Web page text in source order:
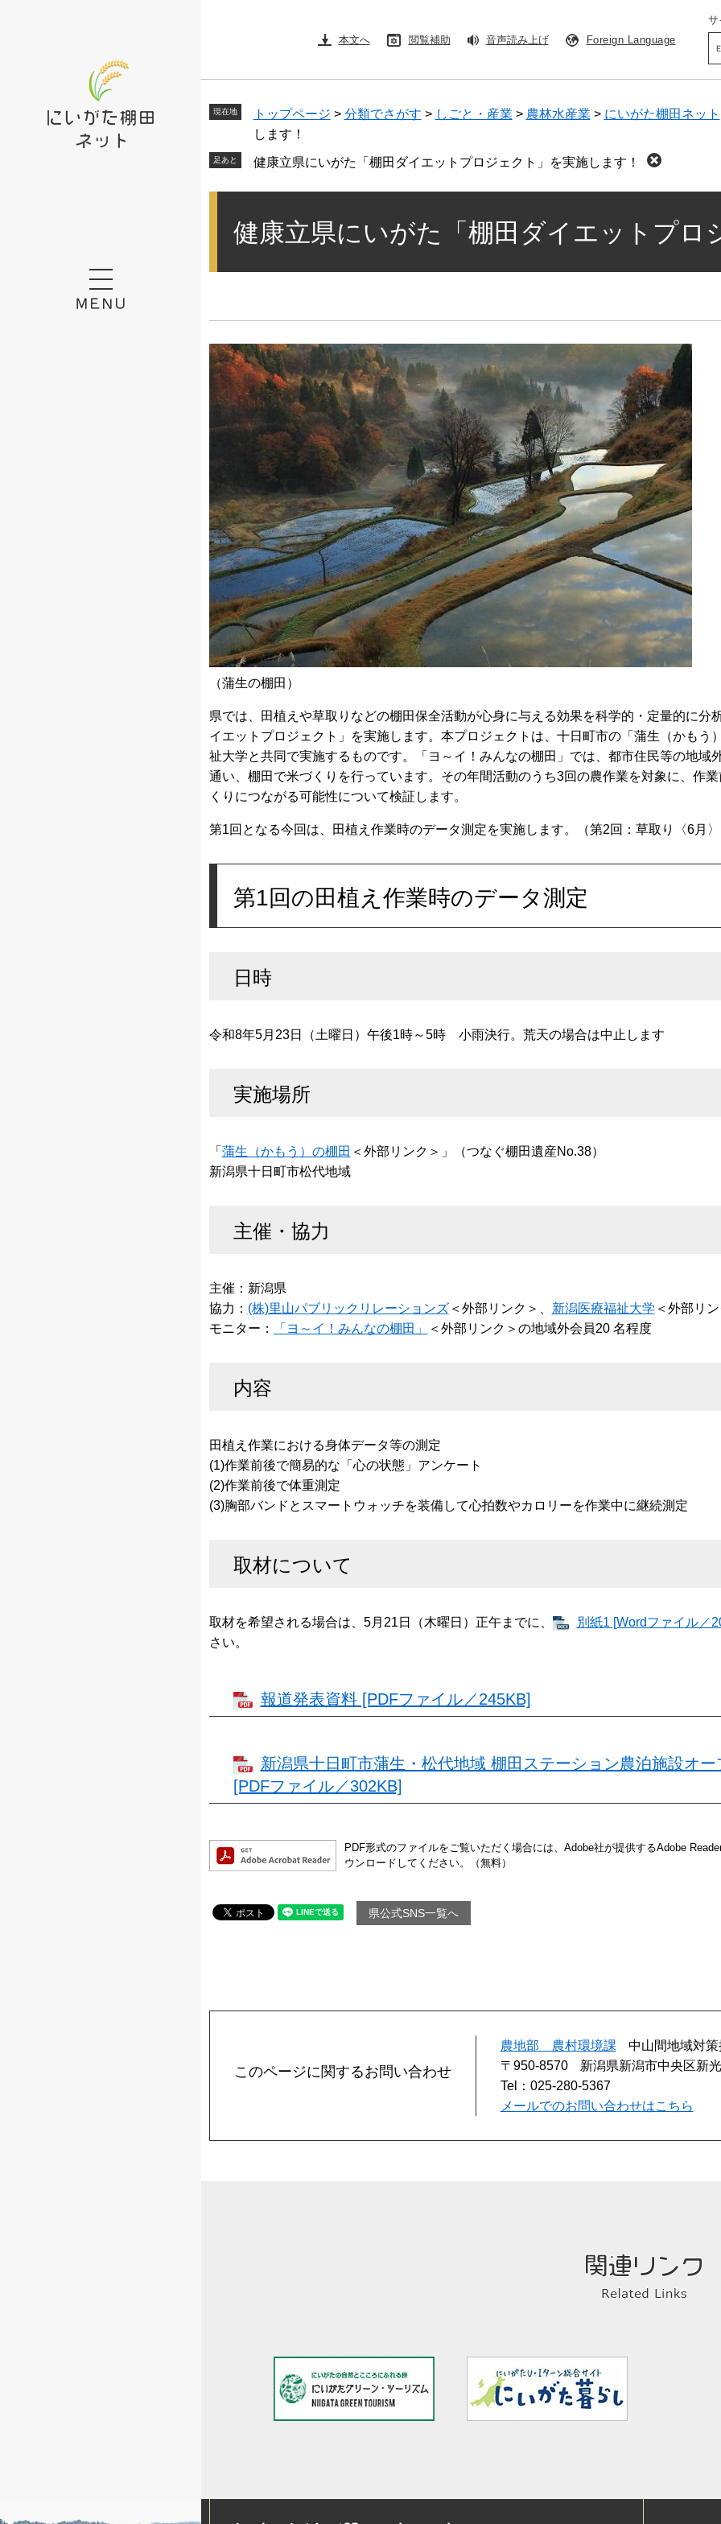
本文へ 閲覧補助 音声読み上げ Foreign Language
サ
検
現在地 トップページ > 分類でさがす > しごと・産業 > 農林水産業 > にいがた棚田ネット
します！
健康立県にいがた「棚田ダイエットプロジェクト」を実施します！
健康立県にいがた「棚田ダイエットプロ
（蒲生の棚田）
県では、田植えや草取りなどの棚田保全活動が心身に与える効果を科学的・定量的に
イエットプロジェクト」を実施します。本プロジェクトは、十日町市の「蒲生（かも
祉大学と共同で実施するものです。「ヨ～イ！みんなの棚田」では、都市住民等の地
通い、棚田で米づくりを行っています。その年間活動のうち3回の農作業を対象に、作
くりにつながる可能性について検証します。
第1回となる今回は、田植え作業時のデータ測定を実施します。（第2回：草取り〈6月
第1回の田植え作業時のデータ測定
日時
令和8年5月23日（土曜日）午後1時～5時 小雨決行。荒天の場合は中止します
実施場所
「 蒲生（かもう）の棚田 ＜外部リンク＞ 」（つなぐ棚田遺産No.38）
新潟県十日町市松代地域
主催・協力
​主催：新潟県
協力： (株)里山パブリックリレーションズ＜外部リンク＞ 新潟医療福祉大学 ＜外部リ
モニター：
「ヨ～イ！みんなの棚田」 ＜外部リンク＞ の地域外会員20 名程度 ​
内容
田植え作業における身体データ等の測定
(1)作業前後で簡易的な「心の状態」アンケート
(2)作業前後で体重測定
(3)胸部バンドとスマートウォッチを装備して心拍数やカロリーを作業中に継続測定
取材について
​取材を希望される場合は、5月21日（木曜日）正午までに、
別紙1 [Wordファイル／
さい。
報道発表資料 [PDFファイル／245KB]
新潟県十日町市蒲生・松代地域 棚田ステーション農泊施設オ
[PDFファイル／302KB]
PDF形式のファイルをご覧いただく場合には、Adobe社が提供するAdobe
ウンロードしてください。（無料）
このページに関するお問い合わせ
農地部 農村環境課
中山間地域対
〒950-8570
新潟県新潟市中央区新
Tel：025-280-5367
メールでのお問い合わせはこちら
県公式SNS一覧へ